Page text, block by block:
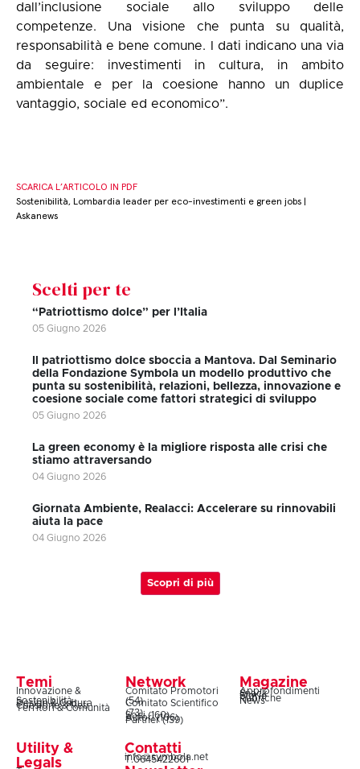
dall’inclusione sociale allo sviluppo delle
competenze. Una visione che punta su qualità,
responsabilità e bene comune. I dati indicano una via
da seguire: investimenti in cultura, in ambito
ambientale e per la coesione hanno un duplice
vantaggio, sociale ed economico”.
SCARICA L’ARTICOLO IN PDF
Sostenibilità, Lombardia leader per eco-investimenti e green jobs |
Askanews
Scelti per te
“Patriottismo dolce” per l’Italia
05 Giugno 2026
Il patriottismo dolce sboccia a Mantova. Dal Seminario
della Fondazione Symbola un modello produttivo che
punta su sostenibilità, relazioni, bellezza, innovazione e
coesione sociale come fattori strategici di sviluppo
05 Giugno 2026
La green economy è la migliore risposta alle crisi che
stiamo attraversando
04 Giugno 2026
Giornata Ambiente, Realacci: Accelerare su rinnovabili
aiuta la pace
04 Giugno 2026
Scopri di più
Temi
Innovazione &
Sostenibilità
Design & Cultura
Coesione & Reti
Territori & Comunità
Network
Comitato Promotori
(54)
Comitato Scientifico
(73)
Soci (160)
Autori (106)
Partner (139)
Magazine
Approfondimenti
Snack
Storie
Rubriche
News
Utility &
Legals
Contatti
info@symbola.net
T.0645422601